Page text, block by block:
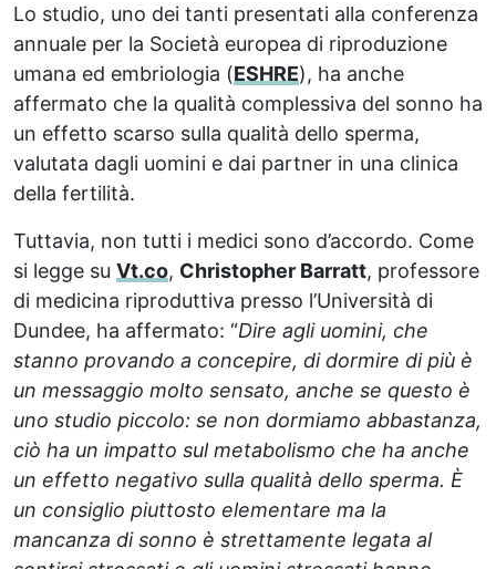
Lo studio, uno dei tanti presentati alla conferenza
annuale per la Società europea di riproduzione
umana ed embriologia (ESHRE), ha anche
affermato che la qualità complessiva del sonno ha
un effetto scarso sulla qualità dello sperma,
valutata dagli uomini e dai partner in una clinica
della fertilità.
Tuttavia, non tutti i medici sono d’accordo. Come
si legge su Vt.co, Christopher Barratt, professore
di medicina riproduttiva presso l’Università di
Dundee, ha affermato: “Dire agli uomini, che
stanno provando a concepire, di dormire di più è
un messaggio molto sensato, anche se questo è
uno studio piccolo: se non dormiamo abbastanza,
ciò ha un impatto sul metabolismo che ha anche
un effetto negativo sulla qualità dello sperma. È
un consiglio piuttosto elementare ma la
mancanza di sonno è strettamente legata al